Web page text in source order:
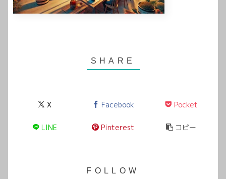
X Facebook Pocket
LINE Pinterest コピー